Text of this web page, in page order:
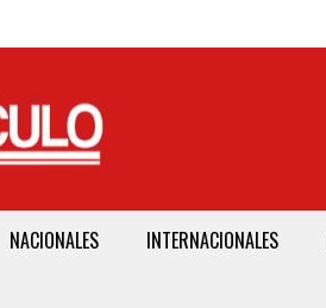
NACIONALES INTERNACIONALES